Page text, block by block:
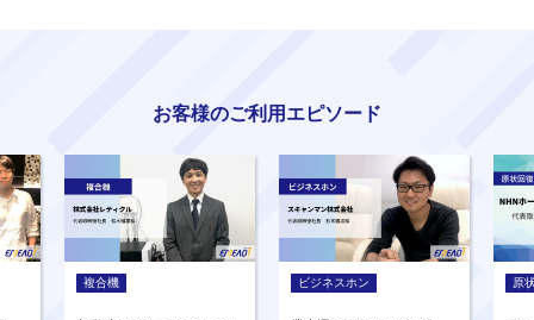
お客様のご利用エピソード
複合機 ビジネスホン 原